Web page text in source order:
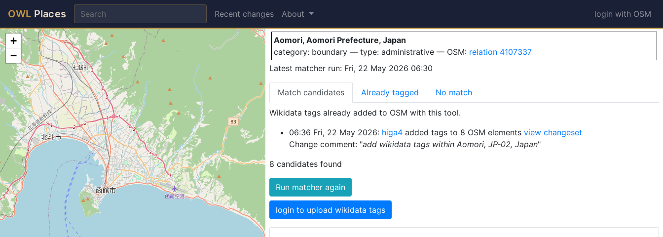
OWL Places Recent changes About login with OSM
Aomori
Aomori, Aomori Prefecture, Japan
category: boundary — type: administrative — OSM: relation 4107337
Latest matcher run: Fri, 22 May 2026 06:30
Match candidates Already tagged No match
Wikidata tags already added to OSM with this tool.
06:36 Fri, 22 May 2026: higa4added tags to 8 OSM elements view changeset
Change comment: "add wikidata tags within Aomori, JP-02, Japan"
8 candidates found
Run matcher again
login to upload wikidata tags
+
−